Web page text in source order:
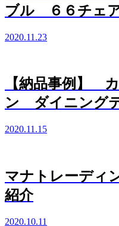
ブル ６６チェ
2020.11.23
【納品事例】
ン ダイニング
2020.11.15
マナトレーディ
紹介
2020.10.11